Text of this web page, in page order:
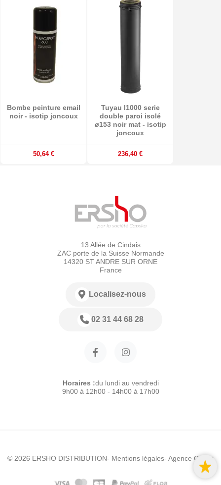
Bombe peinture email
noir - isotip joncoux
50,64 €
Tuyau l1000 serie
double paroi isolé
ø153 noir mat - isotip
joncoux
236,40 €
13 Allée de Cindais
ZAC porte de la Suisse Normande
14320 ST ANDRE SUR ORNE
France
Localisez-nous
02 31 44 68 28
Horaires :du lundi au vendredi
9h00 à 12h00 - 14h00 à 17h00
© 2026 ERSHO DISTRIBUTION- Mentions légales- Agence Colibri